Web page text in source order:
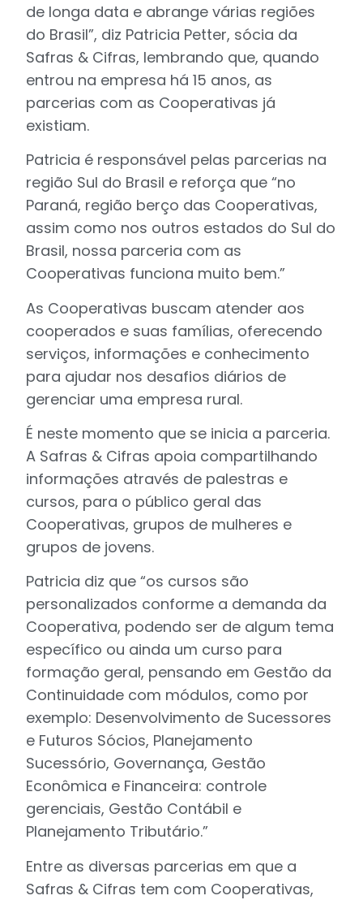
de longa data e abrange várias regiões
do Brasil”, diz Patricia Petter, sócia da
Safras & Cifras, lembrando que, quando
entrou na empresa há 15 anos, as
parcerias com as Cooperativas já
existiam.
Patricia é responsável pelas parcerias na
região Sul do Brasil e reforça que “no
Paraná, região berço das Cooperativas,
assim como nos outros estados do Sul do
Brasil, nossa parceria com as
Cooperativas funciona muito bem.”
As Cooperativas buscam atender aos
cooperados e suas famílias, oferecendo
serviços, informações e conhecimento
para ajudar nos desafios diários de
gerenciar uma empresa rural.
É neste momento que se inicia a parceria.
A Safras & Cifras apoia compartilhando
informações através de palestras e
cursos, para o público geral das
Cooperativas, grupos de mulheres e
grupos de jovens.
Patricia diz que “os cursos são
personalizados conforme a demanda da
Cooperativa, podendo ser de algum tema
específico ou ainda um curso para
formação geral, pensando em Gestão da
Continuidade com módulos, como por
exemplo: Desenvolvimento de Sucessores
e Futuros Sócios, Planejamento
Sucessório, Governança, Gestão
Econômica e Financeira: controle
gerenciais, Gestão Contábil e
Planejamento Tributário.”
Entre as diversas parcerias em que a
Safras & Cifras tem com Cooperativas,